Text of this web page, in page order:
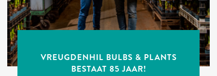
VREUGDENHIL BULBS & PLANTS
BESTAAT 85 JAAR!